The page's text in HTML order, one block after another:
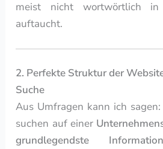
meist nicht wortwörtlich in
auftaucht.
2. Perfekte Struktur der
Suche
Aus Umfragen kann ich
suchen auf einer
grundlegendste